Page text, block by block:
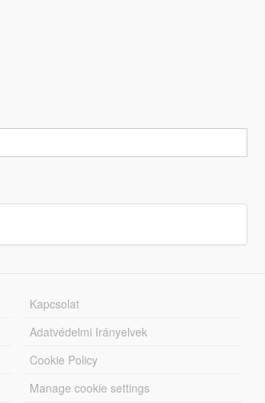
Kapcsolat
Adatvédelmi Irányelvek
Cookie Policy
Manage cookie settings